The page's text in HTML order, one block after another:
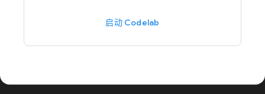
启动 Codelab